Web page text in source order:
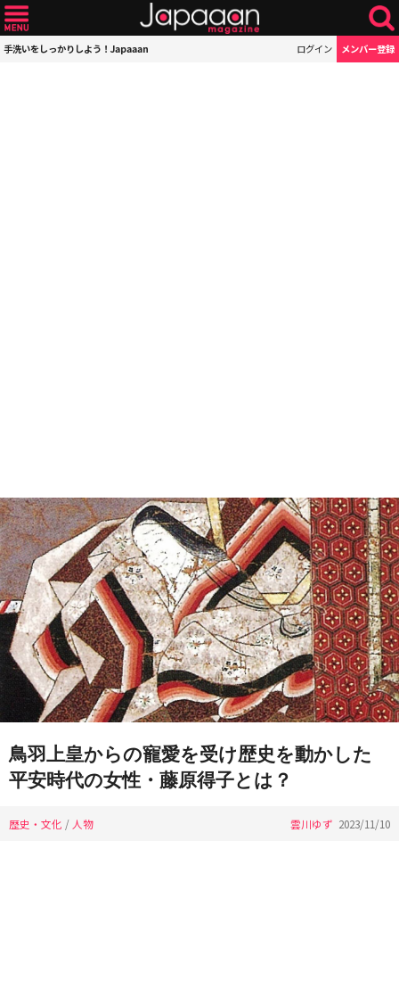
手洗いをしっかりしよう！Japaaan ログイン メンバー登録
鳥羽上皇からの寵愛を受け歴史を動かした
平安時代の女性・藤原得子とは？
歴史・文化 / 人物 雲川ゆず 2023/11/10